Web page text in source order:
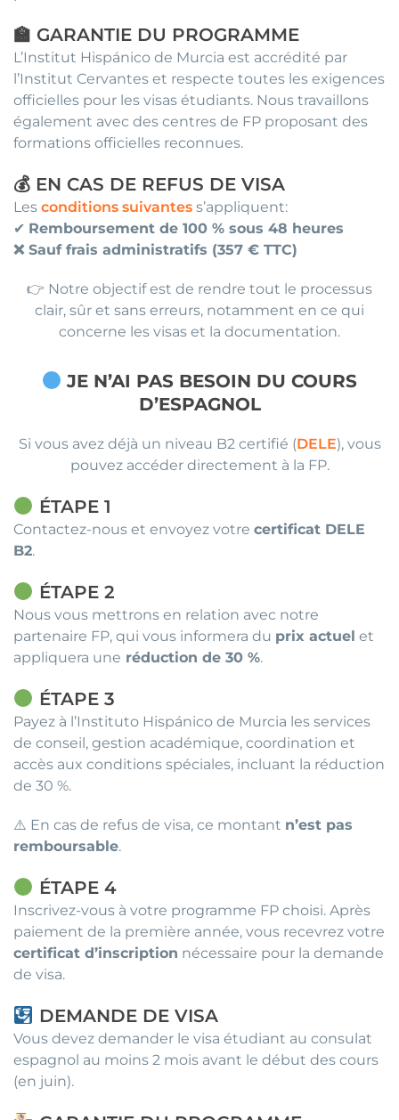
🏫 GARANTIE DU PROGRAMME
L’Institut Hispánico de Murcia est accrédité par
l’Institut Cervantes et respecte toutes les exigences
officielles pour les visas étudiants. Nous travaillons
également avec des centres de FP proposant des
formations officielles reconnues.
💰 EN CAS DE REFUS DE VISA
Les conditions suivantes s’appliquent:
✔ Remboursement de 100 % sous 48 heures
❌ Sauf frais administratifs (357 € TTC)
👉 Notre objectif est de rendre tout le processus
clair, sûr et sans erreurs, notamment en ce qui
concerne les visas et la documentation.
JE N’AI PAS BESOIN DU COURS
D’ESPAGNOL
Si vous avez déjà un niveau B2 certifié (DELE), vous
pouvez accéder directement à la FP.
ÉTAPE 1
Contactez-nous et envoyez votre certificat DELE
B2.
ÉTAPE 2
Nous vous mettrons en relation avec notre
partenaire FP, qui vous informera du prix actuel et
appliquera une réduction de 30 %.
ÉTAPE 3
Payez à l’Instituto Hispánico de Murcia les services
de conseil, gestion académique, coordination et
accès aux conditions spéciales, incluant la réduction
de 30 %.
⚠️ En cas de refus de visa, ce montant n’est pas
remboursable.
ÉTAPE 4
Inscrivez-vous à votre programme FP choisi. Après
paiement de la première année, vous recevrez votre
certificat d’inscription nécessaire pour la demande
de visa.
DEMANDE DE VISA
Vous devez demander le visa étudiant au consulat
espagnol au moins 2 mois avant le début des cours
(en juin).